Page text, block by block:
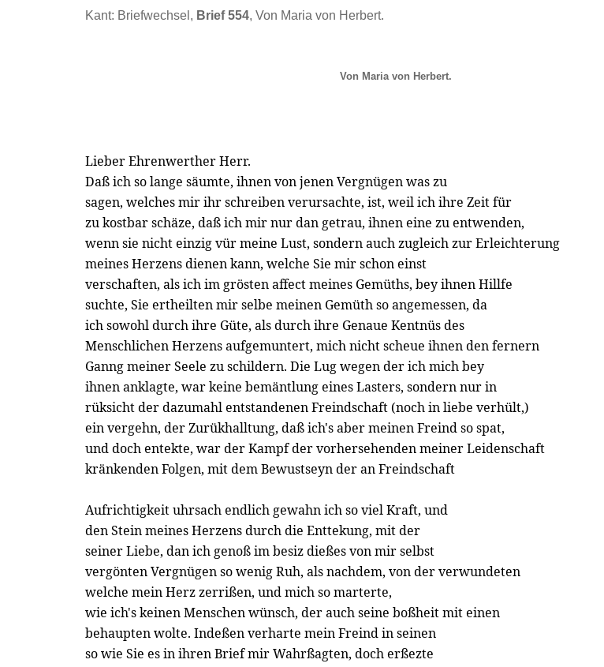
Kant: Briefwechsel, Brief 554, Von Maria von Herbert.
Von Maria von Herbert.
Lieber Ehrenwerther Herr.
Daß ich so lange säumte, ihnen von jenen Vergnügen was zu
sagen, welches mir ihr schreiben verursachte, ist, weil ich ihre Zeit für
zu kostbar schäze, daß ich mir nur dan getrau, ihnen eine zu entwenden,
wenn sie nicht einzig vür meine Lust, sondern auch zugleich zur Erleichterung
meines Herzens dienen kann, welche Sie mir schon einst
verschaften, als ich im grösten affect meines Gemüths, bey ihnen Hillfe
suchte, Sie ertheilten mir selbe meinen Gemüth so angemessen, da
ich sowohl durch ihre Güte, als durch ihre Genaue Kentnüs des
Menschlichen Herzens aufgemuntert, mich nicht scheue ihnen den fernern
Ganng meiner Seele zu schildern. Die Lug wegen der ich mich bey
ihnen anklagte, war keine bemäntlung eines Lasters, sondern nur in
rüksicht der dazumahl entstandenen Freindschaft (noch in liebe verhült,)
ein vergehn, der Zurükhalltung, daß ich's aber meinen Freind so spat,
und doch entekte, war der Kampf der vorhersehenden meiner Leidenschaft
kränkenden Folgen, mit dem Bewustseyn der an Freindschaft
Aufrichtigkeit uhrsach endlich gewahn ich so viel Kraft, und
den Stein meines Herzens durch die Enttekung, mit der
seiner Liebe, dan ich genoß im besiz dießes von mir selbst
vergönten Vergnügen so wenig Ruh, als nachdem, von der verwundeten
welche mein Herz zerrißen, und mich so marterte,
wie ich's keinen Menschen wünsch, der auch seine boßheit mit einen
behaupten wolte. Indeßen verharte mein Freind in seinen
so wie Sie es in ihren Brief mir Wahrßagten, doch erßezte